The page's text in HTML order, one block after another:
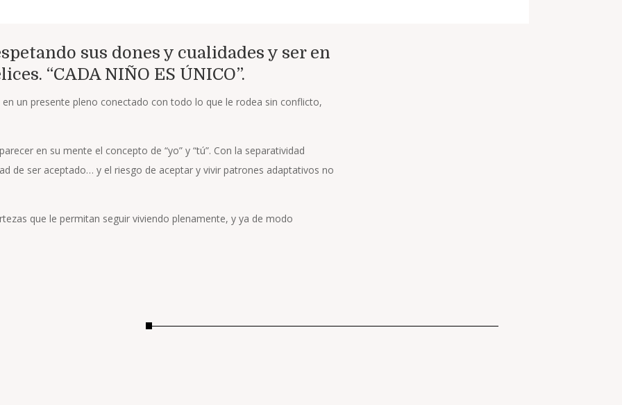
sus dones y cualidades y ser en
“CADA NIÑO ES ÚNICO”.
un presente pleno conectado con todo lo que le rodea sin conflicto,
en su mente el concepto de “yo” y “tú”. Con la separatividad
de ser aceptado… y el riesgo de aceptar y vivir patrones adaptativos no
que le permitan seguir viviendo plenamente, y ya de modo